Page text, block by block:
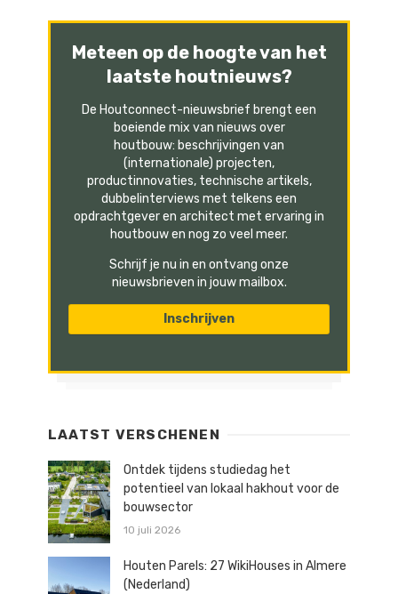
Meteen op de hoogte van het
laatste houtnieuws?
De Houtconnect-nieuwsbrief brengt een
boeiende mix van nieuws over
houtbouw: beschrijvingen van
(internationale) projecten,
productinnovaties, technische artikels,
dubbelinterviews met telkens een
opdrachtgever en architect met ervaring in
houtbouw en nog zo veel meer.
Schrijf je nu in en ontvang onze
nieuwsbrieven in jouw mailbox.
LAATST VERSCHENEN
Ontdek tijdens studiedag het
potentieel van lokaal hakhout voor de
bouwsector
10 juli 2026
Houten Parels: 27 WikiHouses in Almere
(Nederland)